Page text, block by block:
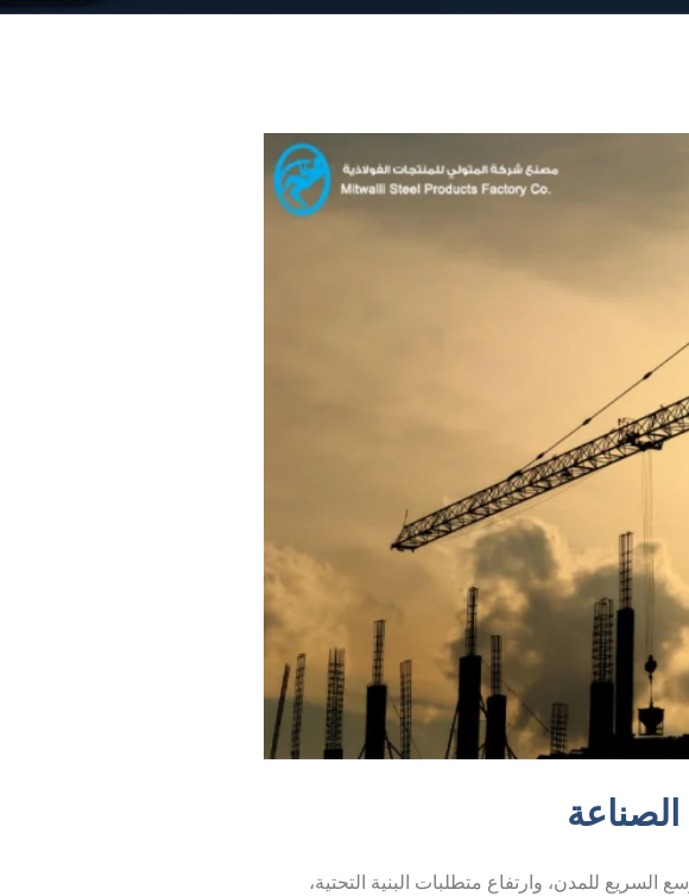
للمدن، وارتفاع متطلبات البنية التحتية،